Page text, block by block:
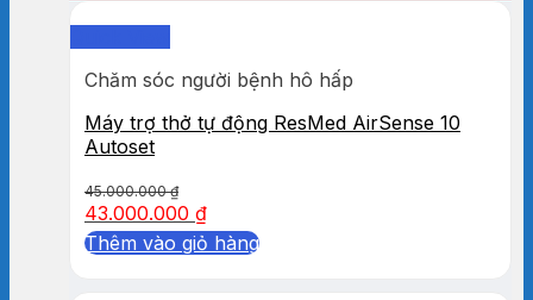
Chăm sóc người bệnh hô hấp
Máy trợ thở tự động ResMed AirSense 10
Autoset
45.000.000₫
43.000.000 ₫
Thêm vào giỏ hàng